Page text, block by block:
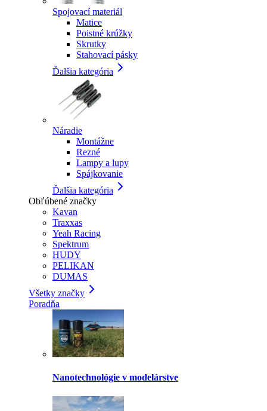
Spojovací materiál
Matice
Poistné krúžky
Skrutky
Stahovací pásky
Ďalšia kategória
Náradie
Montážne
Rezné
Lampy a lupy
Spájkovanie
Ďalšia kategória
Obľúbené značky
Kavan
Traxxas
Yeah Racing
Spektrum
HUDY
PELIKAN
DUMAS
Všetky značky
Poradňa
Nanotechnológie v modelárstve